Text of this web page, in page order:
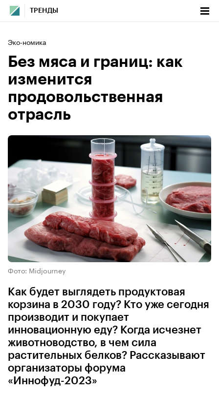
ТРЕНДЫ
Эко-номика
Без мяса и границ: как
изменится
продовольственная
отрасль
Фото: Midjourney
Как будет выглядеть продуктовая
корзина в 2030 году? Кто уже сегодня
производит и покупает
инновационную еду? Когда исчезнет
животноводство, в чем сила
растительных белков? Рассказывают
организаторы форума
«Иннофуд-2023»